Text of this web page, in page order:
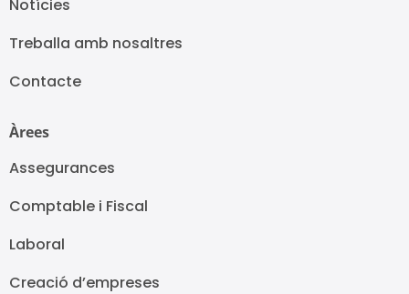
Notícies
Treballa amb nosaltres
Contacte
Àrees
Assegurances
Comptable i Fiscal
Laboral
Creació d’empreses